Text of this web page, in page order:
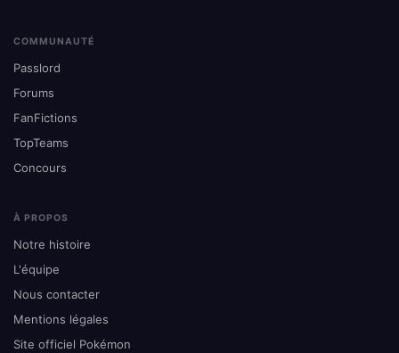
COMMUNAUTÉ
Passlord
Forums
FanFictions
TopTeams
Concours
À PROPOS
Notre histoire
L'équipe
Nous contacter
Mentions légales
Site officiel Pokémon